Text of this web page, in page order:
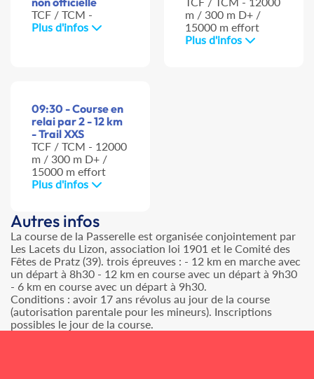
TCF / TCM -
Plus d'infos
m / 300 m D+ /
15000 m effort
Plus d'infos
09:30 - Course en
relai par 2 - 12 km
- Trail XXS
TCF / TCM - 12000
m / 300 m D+ /
15000 m effort
Plus d'infos
Autres infos
La course de la Passerelle est organisée conjointement par
Les Lacets du Lizon, association loi 1901 et le Comité des
Fêtes de Pratz (39). trois épreuves : - 12 km en marche avec
un départ à 8h30 - 12 km en course avec un départ à 9h30
- 6 km en course avec un départ à 9h30.
Conditions : avoir 17 ans révolus au jour de la course
(autorisation parentale pour les mineurs). Inscriptions
possibles le jour de la course.